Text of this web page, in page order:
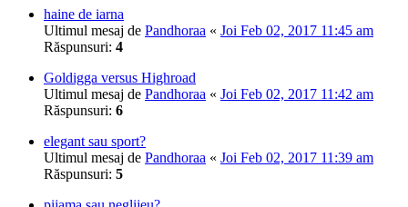
haine de iarna
Ultimul mesaj de Pandhoraa « Joi Feb 02, 2017 11:45 am
Răspunsuri: 4
Goldigga versus Highroad
Ultimul mesaj de Pandhoraa « Joi Feb 02, 2017 11:42 am
Răspunsuri: 6
elegant sau sport?
Ultimul mesaj de Pandhoraa « Joi Feb 02, 2017 11:39 am
Răspunsuri: 5